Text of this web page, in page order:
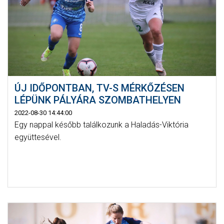
ÚJ IDŐPONTBAN, TV-S MÉRKŐZÉSEN
LÉPÜNK PÁLYÁRA SZOMBATHELYEN
2022-08-30 14:44:00
Egy nappal később találkozunk a Haladás-Viktória
együttesével.